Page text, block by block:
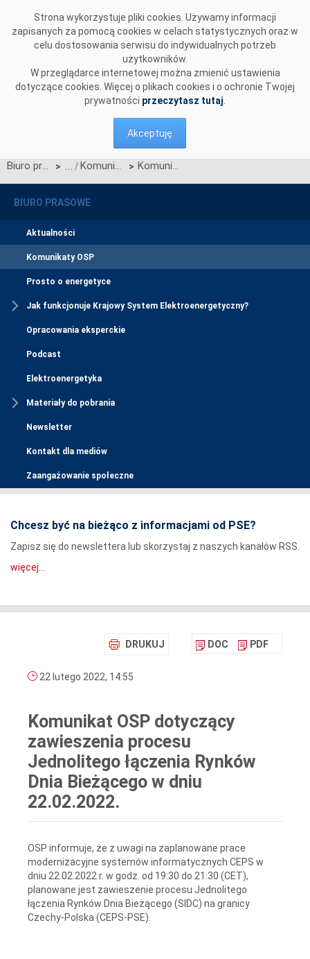
Strona wykorzystuje pliki cookies. Używamy informacji
zapisanych za pomocą cookies w celach statystycznych oraz w
celu dostosowania serwisu do indywidualnych potrzeb
użytkowników.
W przeglądarce internetowej można zmienić ustawienia
dotyczące cookies. Więcej o plikach cookies i o ochronie Twojej
prywatności przeczytasz tutaj
Akceptuję
Biuro prasowe > Komunikaty OSP > Komunikat OSP dotyczący zawieszenia procesu Jednolitego łączenia Rynków Dnia Bieżącego w dniu 22.02.2022.
BIURO PRASOWE
Aktualności
Komunikaty OSP
Prosto o energetyce
Jak funkcjonuje Krajowy System Elektroenergetyczny?
Opracowania eksperckie
Podcast
Elektroenergetyka
Materiały do pobrania
Newsletter
Kontakt dla mediów
Zaangażowanie społeczne
Chcesz być na bieżąco z informacjami od PSE?
Zapisz się do newslettera lub skorzystaj z naszych kanałów RSS.
więcej...
DRUKUJ DOC PDF
22 lutego 2022, 14:55
Komunikat OSP dotyczący
zawieszenia procesu
Jednolitego łączenia Rynków
Dnia Bieżącego w dniu
22.02.2022.
OSP informuje, że z uwagi na zaplanowane prace
modernizacyjne systemów informatycznych CEPS w
dniu 22.02.2022 r. w godz. od 19:30 do 21:30 (CET),
planowane jest zawieszenie procesu Jednolitego
łączenia Rynków Dnia Bieżącego (SIDC) na granicy
Czechy-Polska (CEPS-PSE).